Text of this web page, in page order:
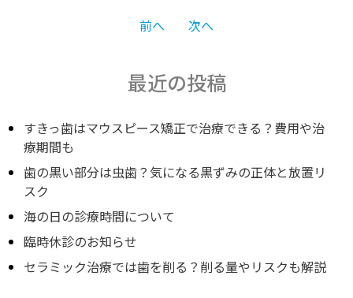
投
稿
ナ
ビ
前へ 次へ
最近の投稿
すきっ歯はマウスピース矯正で治療できる？費用や治
療期間も
歯の黒い部分は虫歯？気になる黒ずみの正体と放置リ
スク
海の日の診療時間について
臨時休診のお知らせ
セラミック治療では歯を削る？削る量やリスクも解説